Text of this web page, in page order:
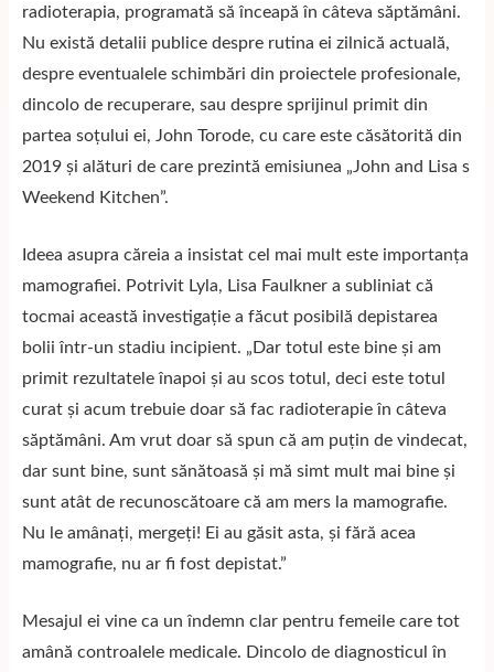
radioterapia, programată să înceapă în câteva săptămâni.
Nu există detalii publice despre rutina ei zilnică actuală,
despre eventualele schimbări din proiectele profesionale,
dincolo de recuperare, sau despre sprijinul primit din
partea soțului ei, John Torode, cu care este căsătorită din
2019 și alături de care prezintă emisiunea „John and Lisa s
Weekend Kitchen”.
Ideea asupra căreia a insistat cel mai mult este importanța
mamografiei. Potrivit Lyla, Lisa Faulkner a subliniat că
tocmai această investigație a făcut posibilă depistarea
bolii într-un stadiu incipient. „Dar totul este bine și am
primit rezultatele înapoi și au scos totul, deci este totul
curat și acum trebuie doar să fac radioterapie în câteva
săptămâni. Am vrut doar să spun că am puțin de vindecat,
dar sunt bine, sunt sănătoasă și mă simt mult mai bine și
sunt atât de recunoscătoare că am mers la mamografie.
Nu le amânați, mergeți! Ei au găsit asta, și fără acea
mamografie, nu ar fi fost depistat.”
Mesajul ei vine ca un îndemn clar pentru femeile care tot
amână controalele medicale. Dincolo de diagnosticul în